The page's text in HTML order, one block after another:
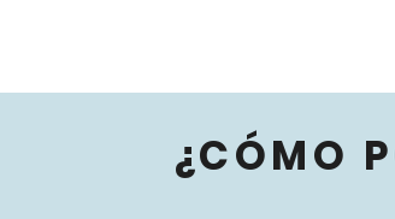
¿CÓMO